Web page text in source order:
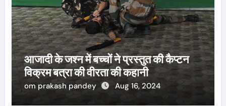
आजादी के जश्न में बच्चों ने प्रस्तुत की कैप्टन
विक्रम बत्रा की वीरता की कहानी
om prakash pandey Aug 16, 2024